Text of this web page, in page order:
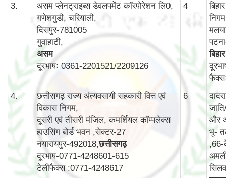
3.
असम प्लेनट्राइब्स डेवलपमेंट कॉरपोरेशन लि0,
गणेशगुडी, चरियाली,
दिसपुर-781005
गुवाहाटी,
असम
दूरभाषः 0361-2201521/2209126
4
बिहार
4.
छत्तीसगढ़ राज्य अंत्यवसायी सहकारी वित्त एवं
विकास निगम,
दूसरी एवं तीसरी मंजिल, कमर्शियल कॉम्‍पलेक्‍स
हाउसिंग बोर्ड भवन ,सेक्‍टर-27
नयारायपुर-492018,छत्तीसगढ़
दूरभाष-0771-4248601-615
टेलीफैक्स :0771-4248617
6
और
भू-
,66-